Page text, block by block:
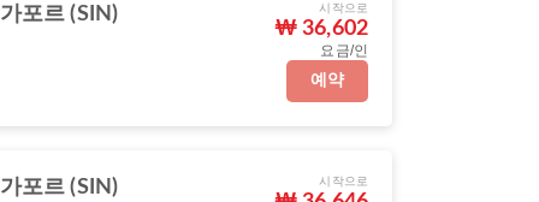
포르 (SIN) 시작으로
₩ 36,602
요금/인
예약
포르 (SIN) 시작으로